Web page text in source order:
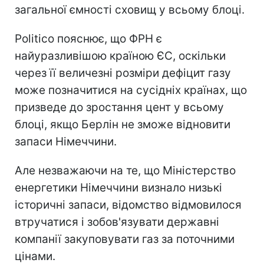
загальної ємності сховищ у всьому блоці.
Politico пояснює, що ФРН є
найуразливішою країною ЄС, оскільки
через її величезні розміри дефіцит газу
може позначитися на сусідніх країнах, що
призведе до зростання цент у всьому
блоці, якщо Берлін не зможе відновити
запаси Німеччини.
Але незважаючи на те, що Міністерство
енергетики Німеччини визнало низькі
історичні запаси, відомство відмовилося
втручатися і зобов'язувати державні
компанії закуповувати газ за поточними
цінами.